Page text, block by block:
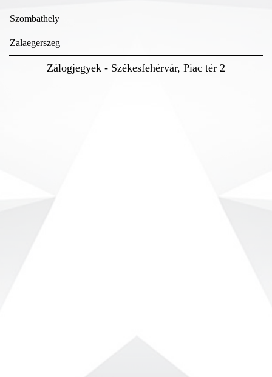
Szombathely
Zalaegerszeg
Zálogjegyek - Székesfehérvár, Piac tér 2